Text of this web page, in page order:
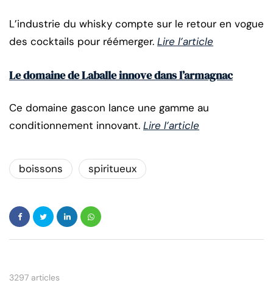
L’industrie du whisky compte sur le retour en vogue
des cocktails pour réémerger. Lire l’article
Le domaine de Laballe innove dans l’armagnac
Ce domaine gascon lance une gamme au
conditionnement innovant. Lire l’article
boissons spiritueux
3297 articles